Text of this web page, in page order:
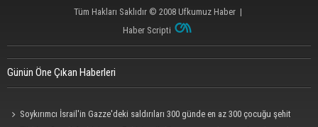
Tüm Hakları Saklıdır © 2008 Ufkumuz Haber |
Haber Scripti
Günün Öne Çıkan Haberleri
Soykırımcı İsrail'in Gazze'deki saldırıları 300 günde en az 300 çocuğu şehit